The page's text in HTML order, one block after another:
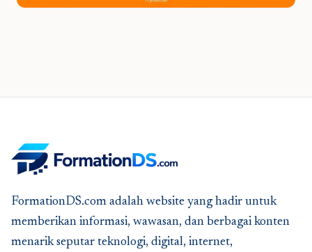
FormationDS.com adalah website yang hadir untuk
memberikan informasi, wawasan, dan berbagai konten
menarik seputar teknologi, digital, internet,